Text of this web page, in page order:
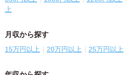
上
月収から探す
15万円以上 20万円以上 25万円以上